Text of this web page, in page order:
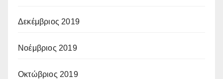
Δεκέμβριος 2019
Νοέμβριος 2019
Οκτώβριος 2019